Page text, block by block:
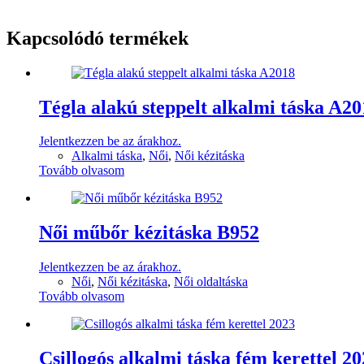
Kapcsolódó termékek
Tégla alakú steppelt alkalmi táska
Jelentkezzen be az árakhoz.
Alkalmi táska, Női, Női kézitáska
Tovább olvasom
Női műbőr kézitáska B952
Jelentkezzen be az árakhoz.
Női, Női kézitáska, Női oldaltáska
Tovább olvasom
Csillogós alkalmi táska fém kerettel